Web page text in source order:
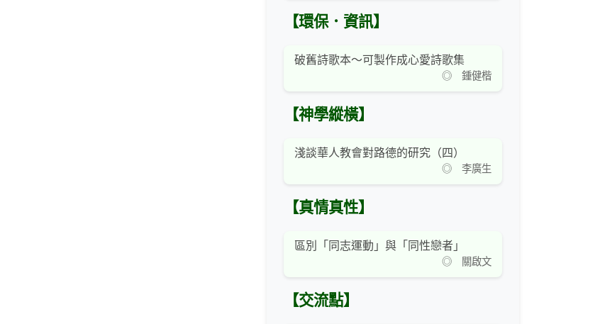
【環保．資訊】
破舊詩歌本～可製作成心愛詩歌集
◎ 鍾健楷
【神學縱橫】
淺談華人教會對路德的研究（四）
◎ 李廣生
【真情真性】
區別「同志運動」與「同性戀者」
◎ 關啟文
【交流點】